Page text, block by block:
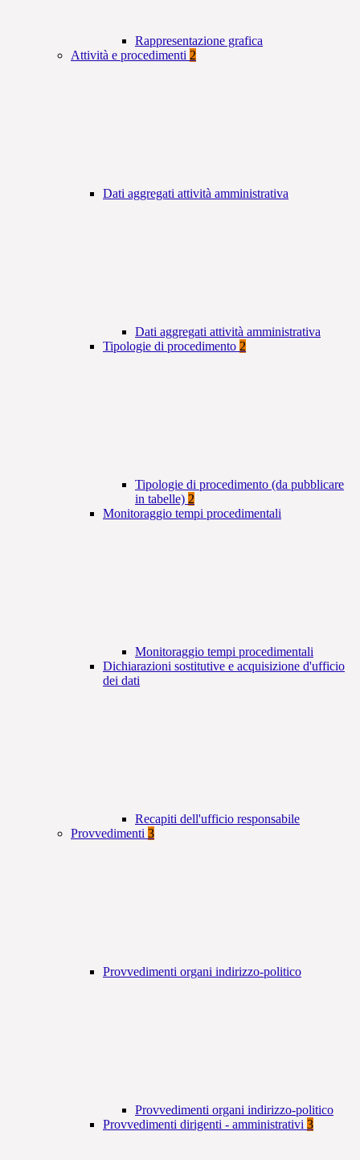
Rappresentazione grafica
Attività e procedimenti 2
Dati aggregati attività amministrativa
Dati aggregati attività amministrativa
Tipologie di procedimento 2
Tipologie di procedimento (da pubblicare
in tabelle) 2
Monitoraggio tempi procedimentali
Monitoraggio tempi procedimentali
Dichiarazioni sostitutive e acquisizione d'ufficio
dei dati
Recapiti dell'ufficio responsabile
Provvedimenti 3
Provvedimenti organi indirizzo-politico
Provvedimenti organi indirizzo-politico
Provvedimenti dirigenti - amministrativi 3